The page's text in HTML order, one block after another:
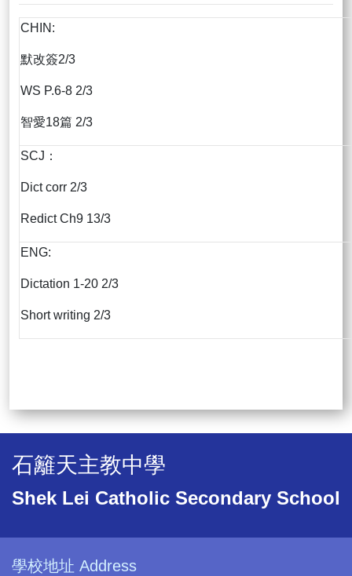
CHIN:
默改簽2/3
WS P.6-8 2/3
智愛18篇 2/3
SCJ：
Dict corr 2/3
Redict Ch9 13/3
ENG:
Dictation 1-20 2/3
Short writing 2/3
石籬天主教中學
Shek Lei Catholic Secondary School
學校地址 Address